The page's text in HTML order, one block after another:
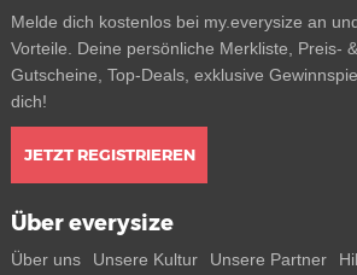
Melde dich kostenlos bei my.everysize an
Vorteile. Deine persönliche Merkliste, Preis-
Gutscheine, Top-Deals, exklusive
dich!
JETZT REGISTRIEREN
Über everysize
Über uns Unsere Kultur Unsere Partner